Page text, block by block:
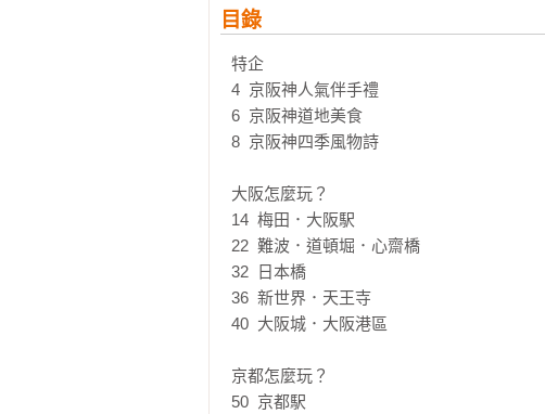
精美明信片，用手寫溫度傳達情意
你也一樣被BT21的魅力迷得不可自拔嗎？
釋手，可以收藏，也可以讓你在旅行中記
與情意。
・同系列多個城市，以不同風格與設計帶
翻開就會忍不住大喊：「太可愛了」！
・內頁充滿設計巧思，翻開就是滿滿的宇宙
・書中收錄地點，皆為MOOK嚴選出最好
玩得像達人。
・書中貼心附上心情筆記頁，怎麼使用都可
目錄
特企
4  京阪神人氣伴手禮
6  京阪神道地美食
8  京阪神四季風物詩
大阪怎麼玩？
14  梅田．大阪駅
22  難波．道頓堀．心齋橋
32  日本橋
36  新世界．天王寺
40  大阪城．大阪港區
京都怎麼玩？
50  京都駅